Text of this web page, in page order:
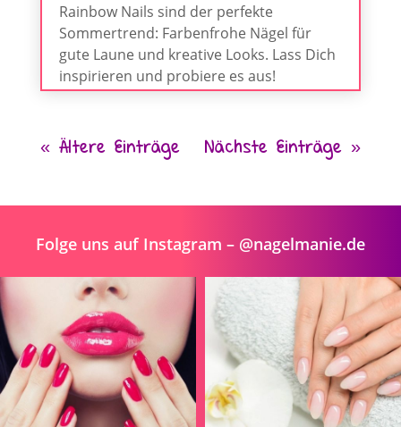
Rainbow Nails sind der perfekte
Sommertrend: Farbenfrohe Nägel für
gute Laune und kreative Looks. Lass Dich
inspirieren und probiere es aus!
« Ältere Einträge Nächste Einträge »
Folge uns auf Instagram – @nagelmanie.de